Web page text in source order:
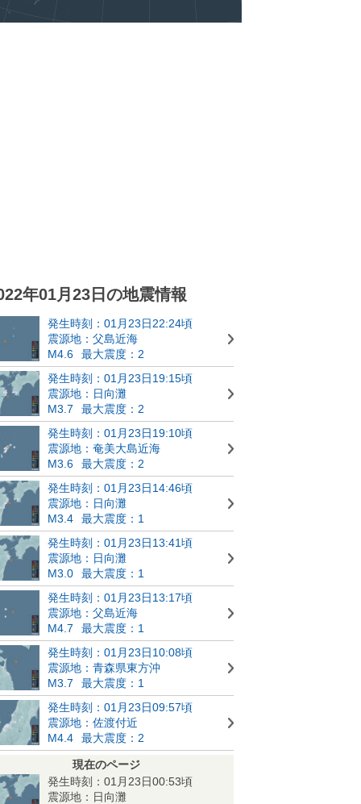
年01月23日の地震情報
発生時刻：01月23日22:24頃
震源地：父島近海
M4.6
最大震度：2
発生時刻：01月23日19:15頃
震源地：日向灘
M3.7
最大震度：2
発生時刻：01月23日19:10頃
震源地：奄美大島近海
M3.6
最大震度：2
発生時刻：01月23日14:46頃
震源地：日向灘
M3.4
最大震度：1
発生時刻：01月23日13:41頃
震源地：日向灘
M3.0
最大震度：1
発生時刻：01月23日13:17頃
震源地：父島近海
M4.7
最大震度：1
発生時刻：01月23日10:08頃
震源地：青森県東方沖
M3.7
最大震度：1
発生時刻：01月23日09:57頃
震源地：佐渡付近
M4.4
最大震度：2
現在のページ
発生時刻：01月23日00:53頃
震源地：日向灘